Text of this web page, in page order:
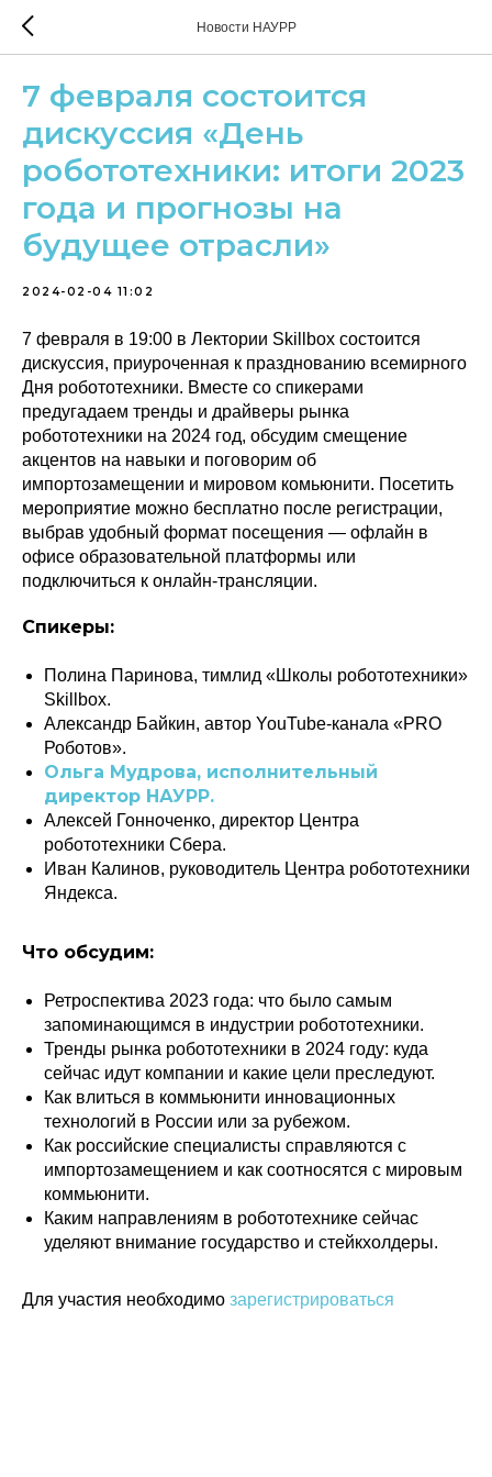
Новости НАУРР
7 февраля состоится
дискуссия «День
робототехники: итоги 2023
года и прогнозы на
будущее отрасли»
2024-02-04 11:02
7 февраля в 19:00 в Лектории Skillbox состоится
дискуссия, приуроченная к празднованию всемирного
Дня робототехники. Вместе со спикерами
предугадаем тренды и драйверы рынка
робототехники на 2024 год, обсудим смещение
акцентов на навыки и поговорим об
импортозамещении и мировом комьюнити. Посетить
мероприятие можно бесплатно после регистрации,
выбрав удобный формат посещения — офлайн в
офисе образовательной платформы или
подключиться к онлайн-трансляции.
Спикеры:
Полина Паринова, тимлид «Школы робототехники»
Skillbox.
Александр Байкин, автор YouTube-канала «PRO
Роботов».
Ольга Мудрова, исполнительный
директор НАУРР.
Алексей Гонноченко, директор Центра
робототехники Сбера.
Иван Калинов, руководитель Центра робототехники
Яндекса.
Что обсудим:
Ретроспектива 2023 года: что было самым
запоминающимся в индустрии робототехники.
Тренды рынка робототехники в 2024 году: куда
сейчас идут компании и какие цели преследуют.
Как влиться в коммьюнити инновационных
технологий в России или за рубежом.
Как российские специалисты справляются с
импортозамещением и как соотносятся с мировым
коммьюнити.
Каким направлениям в робототехнике сейчас
уделяют внимание государство и стейкхолдеры.
Для участия необходимо зарегистрироваться
Политика конфиденциальности